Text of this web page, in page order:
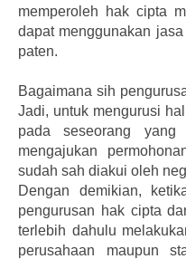
memperoleh hak cipta
dapat menggunakan
paten.
Bagaimana sih
Jadi, untuk mengurusi
pada seseorang yang
mengajukan
sudah sah diakui oleh
Dengan demikian,
pengurusan hak cipta
terlebih dahulu
perusahaan maupun